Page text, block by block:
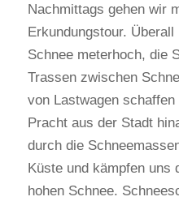
Nachmittags gehen wir
Erkundungstour.
Schnee meterhoch, die
Trassen zwischen
von Lastwagen
Pracht aus der Stadt
durch die
Küste und kämpfen uns
hohen Schnee.